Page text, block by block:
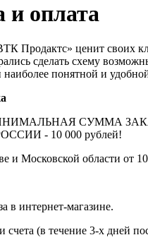
и оплата
Продактс» ценит своих
сделать схему
наиболее понятной и
СУММА
- 10 000 рублей!
и Московской области от
в интернет-магазине.
(в течение 3-х дней